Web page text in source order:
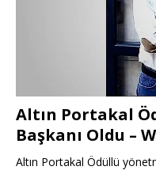
Altın Portakal
Başkanı Oldu –
Altın Portakal Ödüllü